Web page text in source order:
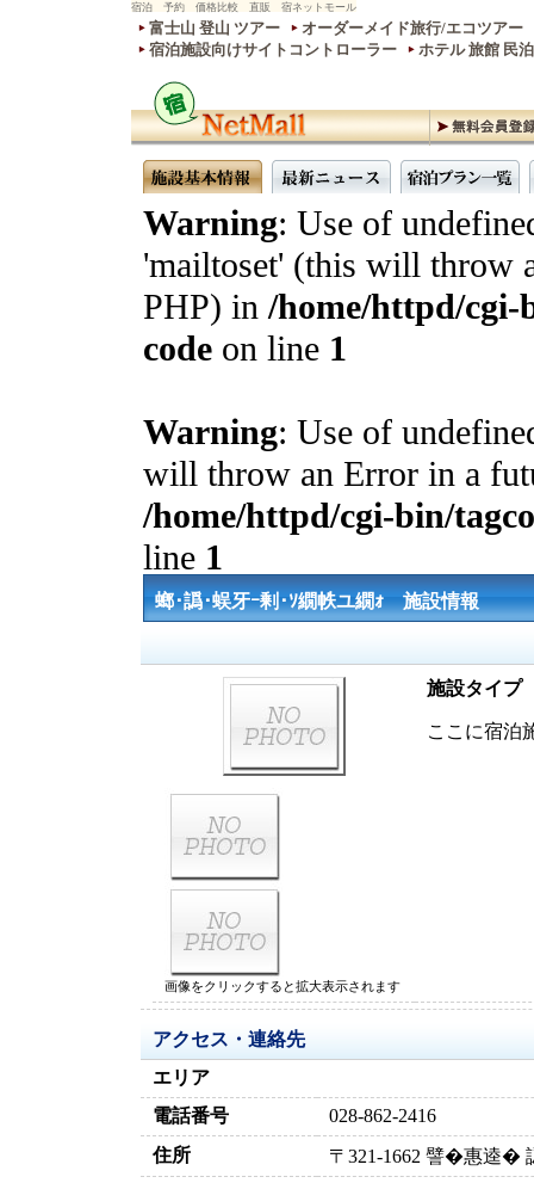
宿泊 予約 価格比較 直販 宿ネットモール
富士山 登山 ツアー
オーダーメイド旅行/エコツアー
宿泊施設向けサイトコントローラー
ホテル 旅館 民
Warning: Use of
'mailtoset' (this will throw
PHP) in/home/httpd/cgi-
code on line 1
Warning: Use of
will throw an Error in a
/home/httpd/cgi-bin/
line 1
螂･譌･蜈牙ｰ剰･ｿ繝帙ユ繝ｫ 施設情報
施設タイプ
ここに宿泊
画像をクリックすると拡大表示されます
アクセス・連絡先
エリア
電話番号
028-862-2416
住所
〒321-1662 譬�惠逵�